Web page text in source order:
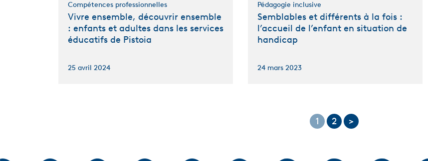
Compétences professionnelles
Vivre ensemble, découvrir ensemble
: enfants et adultes dans les services
éducatifs de Pistoia
25 avril 2024
Pédagogie inclusive
Semblables et différents à la fois :
l’accueil de l’enfant en situation de
handicap
24 mars 2023
1 2 >